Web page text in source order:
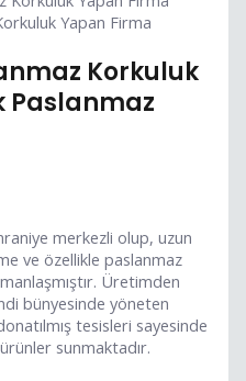
Yapan Firma
Korkuluk
Paslanmaz
merkezli olup, uzun
ve özellikle paslanmaz
Üretimden
bünyesinde yöneten
tesisleri sayesinde
sunmaktadır.